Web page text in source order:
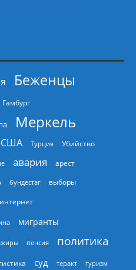
Беженцы
Гамбург
Меркель
США Турция Убийство
авария арест
бундестаг выборы
интернет
мигранты
пенсия политика
суд теракт туризм